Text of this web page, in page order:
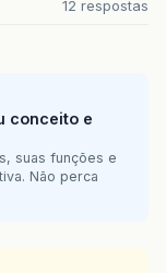
12 respostas
conceito e
suas funções e
Não perca